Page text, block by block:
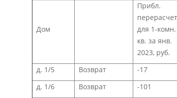
Дом
Прибл.
перерасчет
для 1-комн.
кв. за янв.
2023, руб.
д. 1/5
Возврат -17
д. 1/6
Возврат -101